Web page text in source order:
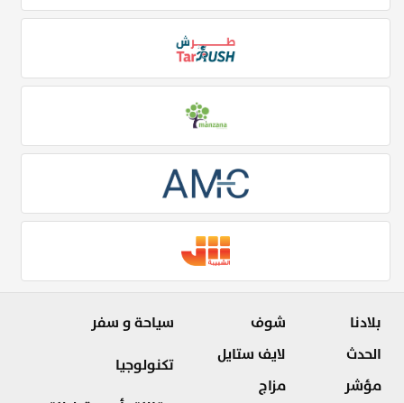
بلادنا
الحدث
مؤشر
شوف
لايف ستايل
مزاج
سياحة و سفر
تكنولوجيا